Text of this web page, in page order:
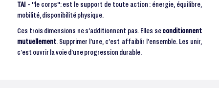
TAI - "le corps": est le support de toute action : énergie, équilibre,
mobilité, disponibilité physique.
Ces trois dimensions ne s’additionnent pas. Elles seconditionnent
mutuellement. Supprimer l’une, c’est affaiblir l’ensemble. Les unir,
c’est ouvrir la voie d’une progression durable.